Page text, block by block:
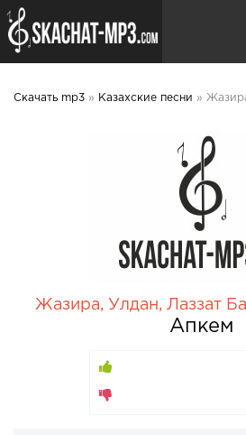
Скачать mp3 » Казахские песни » Жазира,
Жазира, Улдан, Лаззат
Апкем